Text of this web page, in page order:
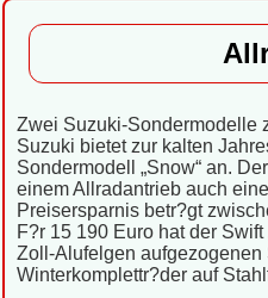
Zwei Suzuki-Sondermodelle
Suzuki bietet zur kalten
Sondermodell „Snow“ an.
einem Allradantrieb auch
Preisersparnis betr?gt
F?r 15 190 Euro hat der
Zoll-Alufelgen
Winterkomplettr?der auf